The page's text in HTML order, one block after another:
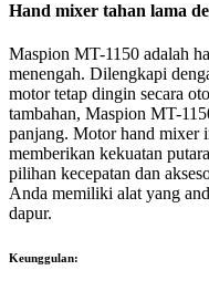
Hand mixer tahan lama
Maspion MT-1150 adalah
menengah. Dilengkapi
motor tetap dingin secara
tambahan, Maspion MT-
panjang. Motor hand mixer
memberikan kekuatan
pilihan kecepatan dan
Anda memiliki alat yang
dapur.
Keunggulan: